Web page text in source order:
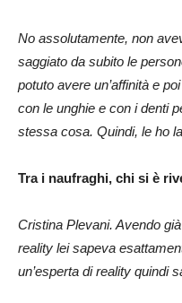
No assolutamente, non
saggiato da subito le
potuto avere un’affinità e
con le unghie e con i denti
stessa cosa. Quindi, le ho
Tra i naufraghi, chi si è
Cristina Plevani. Avendo
reality lei sapeva
un’esperta di reality quindi